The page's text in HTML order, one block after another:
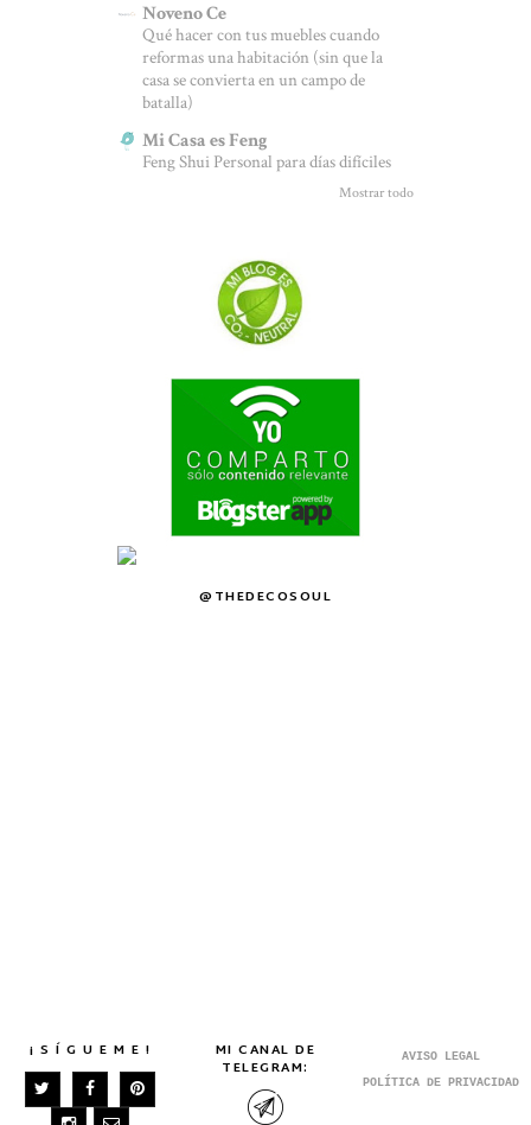
Noveno Ce
Qué hacer con tus muebles cuando
reformas una habitación (sin que la
casa se convierta en un campo de
batalla)
Mi Casa es Feng
Feng Shui Personal para días difíciles
Mostrar todo
@THEDECOSOUL
¡ S Í G U E M E ! MI CANAL DE
TELEGRAM:
AVISO LEGAL
POLÍTICA DE PRIVACIDAD